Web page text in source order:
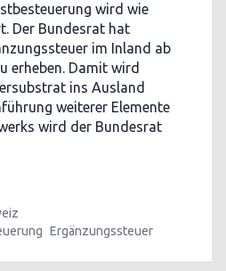
wird wie
Der Bundesrat hat
im Inland ab
erheben. Damit wird
ins Ausland
weiterer Elemente
wird der Bundesrat
Ergänzungssteuer